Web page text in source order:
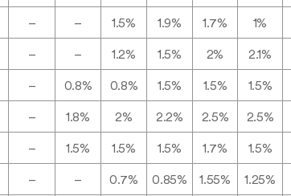
– – 1.5% 1.9% 1.7% 1%
– – 1.2% 1.5% 2% 2.1%
– 0.8% 0.8% 1.5% 1.5% 1.5%
– 1.8% 2% 2.2% 2.5% 2.5%
– 1.5% 1.5% 1.5% 1.7% 1.5%
– – 0.7% 0.85% 1.55% 1.25%